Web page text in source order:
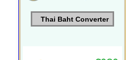
Thai Baht Converter